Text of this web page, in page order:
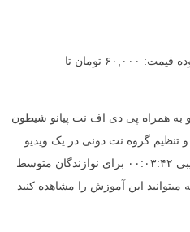
محدوده قیمت: ۶۰,۰۰۰ تومان تا
به همراه پی دی اف نت پیانو شیطون
تنظیم گروه نت دونی در یک ویدیو
آموزشی با فرمت MP4 و زمان تقریبی ۰۰:۰۳:۴۲ برای نوازندگان متوسط
میتوانید این آموزش را مشاهده کنید